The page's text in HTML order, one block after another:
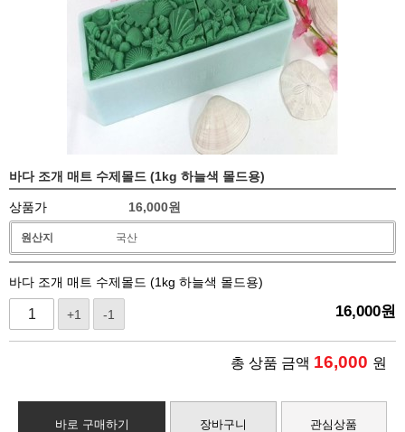
바다 조개 매트 수제몰드 (1kg 하늘색 몰드용)
상품가 16,000원
원산지 국산
바다 조개 매트 수제몰드 (1kg 하늘색 몰드용)
+1 -1 16,000원
총 상품 금액 16,000 원
바로 구매하기 장바구니 관심상품